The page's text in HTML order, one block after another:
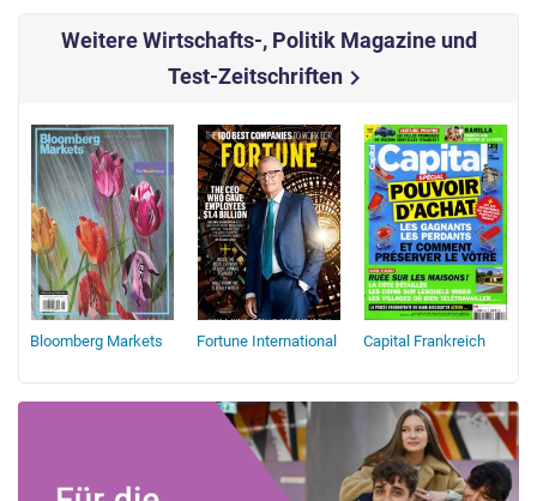
Weitere Wirtschafts-, Politik Magazine und
Test-Zeitschriftenchevron_right
Bloomberg Markets Fortune International Capital Frankreich